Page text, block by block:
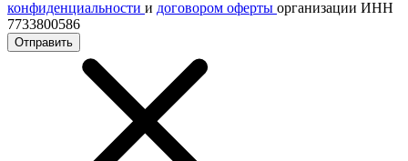
конфиденциальности и договором оферты организации ИНН
7733800586
Отправить